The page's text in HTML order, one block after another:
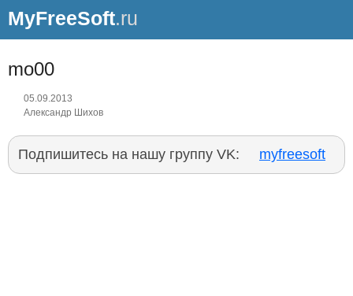
MyFreeSoft.ru
mo00
05.09.2013
Александр Шихов
Подпишитесь на нашу группу VK: myfreesoft